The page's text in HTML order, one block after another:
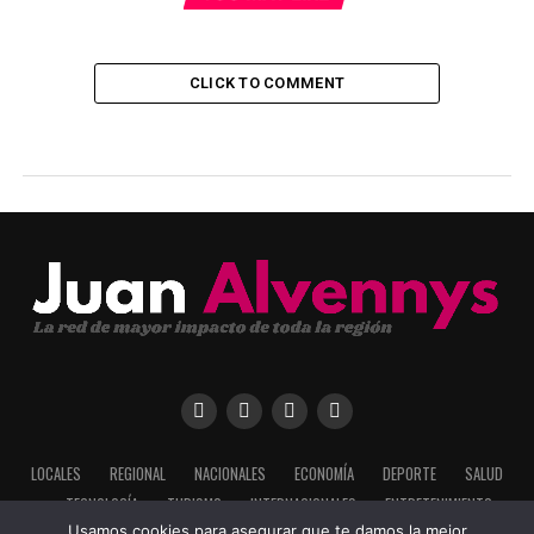
CLICK TO COMMENT
LOCALES REGIONAL NACIONALES ECONOMÍA DEPORTE
SALUD
TECNOLOGÍA
TURISMO INTERNACIONALES ENTRETENIMIENTO